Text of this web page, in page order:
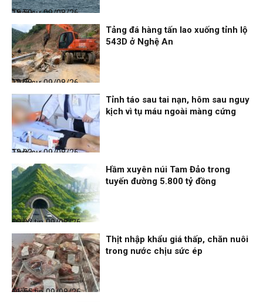
Thời sự
09/08/26, 18:59
Thời sự
09/08/26, 12:08
Tảng đá hàng tấn lao xuống tỉnh lộ
543D ở Nghệ An
Thời sự
09/08/26, 12:03
Tỉnh táo sau tai nạn, hôm sau nguy
kịch vì tụ máu ngoài màng cứng
Điểm tin
09/08/26, 12:02
Hầm xuyên núi Tam Đảo trong
tuyến đường 5.800 tỷ đồng
Điểm tin
09/08/26, 11:55
Thịt nhập khẩu giá thấp, chăn nuôi
trong nước chịu sức ép